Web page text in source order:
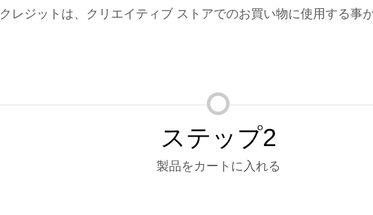
クレジットは、クリエイティブ ストアでのお買い物に使用する事
ステップ2
製品をカートに入れる